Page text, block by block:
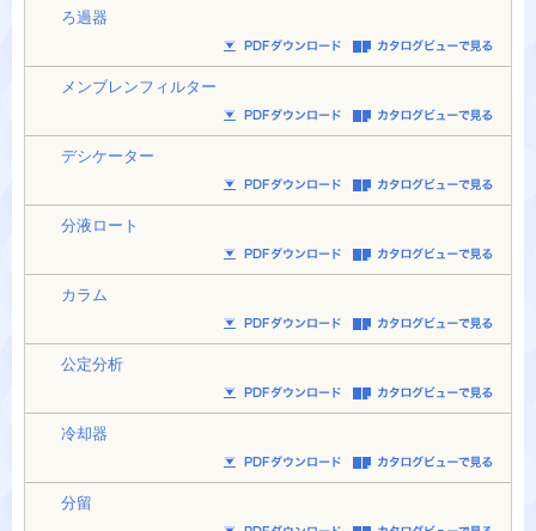
ろ過器
メンブレンフィルター
デシケーター
分液ロート
カラム
公定分析
冷却器
分留